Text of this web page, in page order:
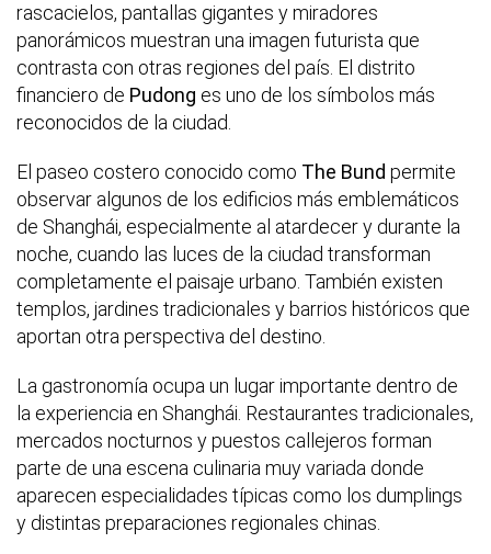
rascacielos, pantallas gigantes y miradores
panorámicos muestran una imagen futurista que
contrasta con otras regiones del país. El distrito
financiero de Pudong es uno de los símbolos más
reconocidos de la ciudad.
El paseo costero conocido como The Bund permite
observar algunos de los edificios más emblemáticos
de Shanghái, especialmente al atardecer y durante la
noche, cuando las luces de la ciudad transforman
completamente el paisaje urbano. También existen
templos, jardines tradicionales y barrios históricos que
aportan otra perspectiva del destino.
La gastronomía ocupa un lugar importante dentro de
la experiencia en Shanghái. Restaurantes tradicionales,
mercados nocturnos y puestos callejeros forman
parte de una escena culinaria muy variada donde
aparecen especialidades típicas como los dumplings
y distintas preparaciones regionales chinas.